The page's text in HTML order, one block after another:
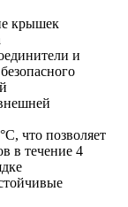
крышек
и
что позволяет
в течение 4